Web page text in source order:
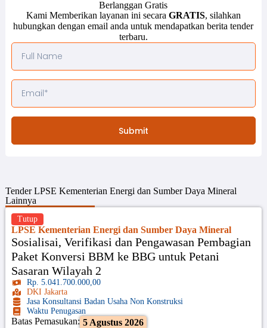
Berlanggan Gratis
Kami Memberikan layanan ini secara GRATIS, silahkan
hubungkan dengan email anda untuk mendapatkan berita tender
terbaru.
Submit
TenderLPSE Kementerian Energi dan Sumber Daya Mineral
Lainnya
LPSE Kementerian Energi dan Sumber Daya Mineral
Sosialisai, Verifikasi dan Pengawasan Pembagian
Paket Konversi BBM ke BBG untuk Petani
Sasaran Wilayah 2
Rp. 5.041.700.000,00
DKI Jakarta
Jasa Konsultansi Badan Usaha Non Konstruksi
Waktu Penugasan
Batas Pemasukan: 5 Agustus 2026
Tutup